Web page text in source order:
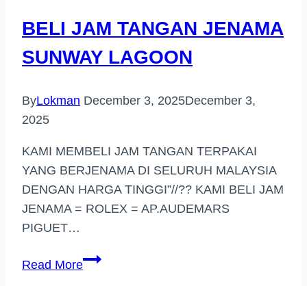
BELI JAM TANGAN JENAMA
SUNWAY LAGOON
ByLokman December 3, 2025December 3,
2025
KAMI MEMBELI JAM TANGAN TERPAKAI
YANG BERJENAMA DI SELURUH MALAYSIA
DENGAN HARGA TINGGI”//?? KAMI BELI JAM
JENAMA = ROLEX = AP.AUDEMARS
PIGUET…
Read MoreBELI